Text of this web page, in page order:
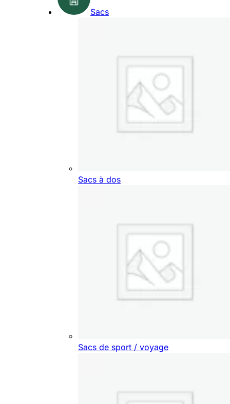
Sacs
Sacs à dos
Sacs de sport / voyage